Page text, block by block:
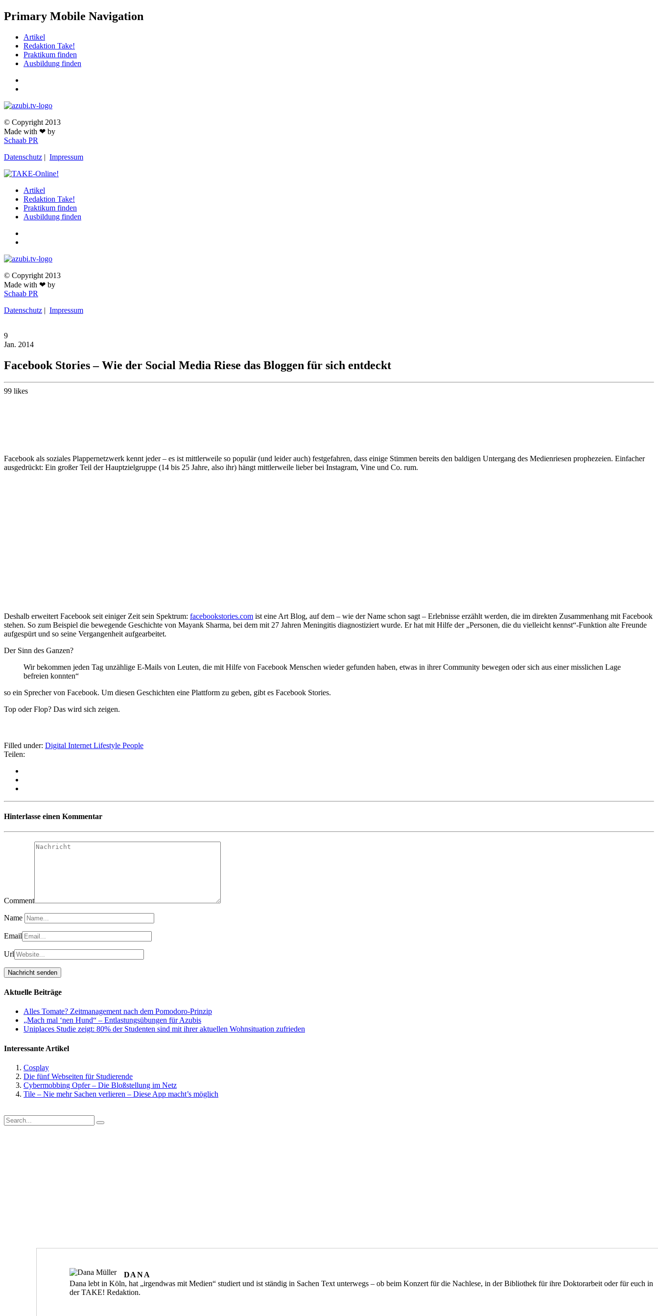
Primary Mobile Navigation
Artikel
Redaktion Take!
Praktikum finden
Ausbildung finden
© Copyright 2013
Made with ❤ by
Schaab PR
Datenschutz | Impressum
Artikel
Redaktion Take!
Praktikum finden
Ausbildung finden
© Copyright 2013
Made with ❤ by
Schaab PR
Datenschutz | Impressum
9
Jan. 2014
Facebook Stories – Wie der Social Media Riese das Bloggen für sich entdeckt
99 likes
Facebook als soziales Plappernetzwerk kennt jeder – es ist mittlerweile so populär (und leider auch) festgefahren, dass einige Stimmen bereits den baldigen Untergang des Medienriesen prophezeien. Einfacher
ausgedrückt: Ein großer Teil der Hauptzielgruppe (14 bis 25 Jahre, also ihr) hängt mittlerweile lieber bei Instagram, Vine und Co. rum.
Deshalb erweitert Facebook seit einiger Zeit sein Spektrum: facebookstories.com ist eine Art Blog, auf dem – wie der Name schon sagt – Erlebnisse erzählt werden, die im direkten Zusammenhang mit Facebook
stehen. So zum Beispiel die bewegende Geschichte von Mayank Sharma, bei dem mit 27 Jahren Meningitis diagnostiziert wurde. Er hat mit Hilfe der „Personen, die du vielleicht kennst“-Funktion alte Freunde
aufgespürt und so seine Vergangenheit aufgearbeitet.
Der Sinn des Ganzen?
Wir bekommen jeden Tag unzählige E-Mails von Leuten, die mit Hilfe von Facebook Menschen wieder gefunden haben, etwas in ihrer Community bewegen oder sich aus einer misslichen Lage
befreien konnten“
so ein Sprecher von Facebook. Um diesen Geschichten eine Plattform zu geben, gibt es Facebook Stories.
Top oder Flop? Das wird sich zeigen.
Filled under: Digital Internet Lifestyle People
Teilen:
Hinterlasse einen Kommentar
Comment
Name
Email
Url
Aktuelle Beiträge
Alles Tomate? Zeitmanagement nach dem Pomodoro-Prinzip
„Mach mal ‘nen Hund“ – Entlastungsübungen für Azubis
Uniplaces Studie zeigt: 80% der Studenten sind mit ihrer aktuellen Wohnsituation zufrieden
Interessante Artikel
Cosplay
Die fünf Webseiten für Studierende
Cybermobbing Opfer – Die Bloßstellung im Netz
Tile – Nie mehr Sachen verlieren – Diese App macht’s möglich
DANA
Dana lebt in Köln, hat „irgendwas mit Medien“ studiert und ist ständig in Sachen Text unterwegs – ob beim Konzert für die Nachlese, in der Bibliothek für ihre Doktorarbeit oder für euch in
der TAKE! Redaktion.